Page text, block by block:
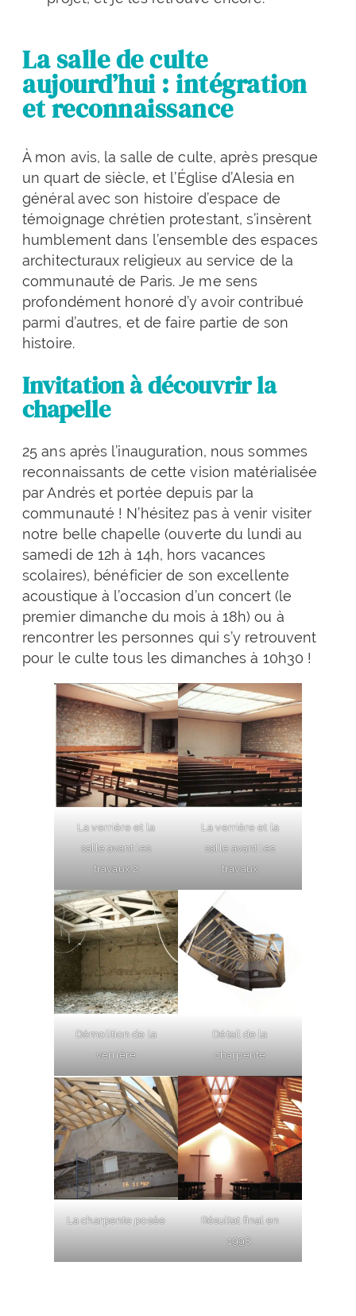
La salle de culte
aujourd’hui : intégration
et reconnaissance
À mon avis, la salle de culte, après presque
un quart de siècle, et l’Église d’Alesia en
général avec son histoire d’espace de
témoignage chrétien protestant, s’insèrent
humblement dans l’ensemble des espaces
architecturaux religieux au service de la
communauté de Paris. Je me sens
profondément honoré d’y avoir contribué
parmi d’autres, et de faire partie de son
histoire.
Invitation à découvrir la
chapelle
25 ans après l’inauguration, nous sommes
reconnaissants de cette vision matérialisée
par Andrés et portée depuis par la
communauté ! N’hésitez pas à venir visiter
notre belle chapelle (ouverte du lundi au
samedi de 12h à 14h, hors vacances
scolaires), bénéficier de son excellente
acoustique à l’occasion d’un concert (le
premier dimanche du mois à 18h) ou à
rencontrer les personnes qui s’y retrouvent
pour le culte tous les dimanches à 10h30 !
La verrière et la
salle avant les
travaux 2
La verrière et la
salle avant les
travaux
Démolition de la
verrière
Détail de la
charpente
La charpente posée
Résultat final en
1998.